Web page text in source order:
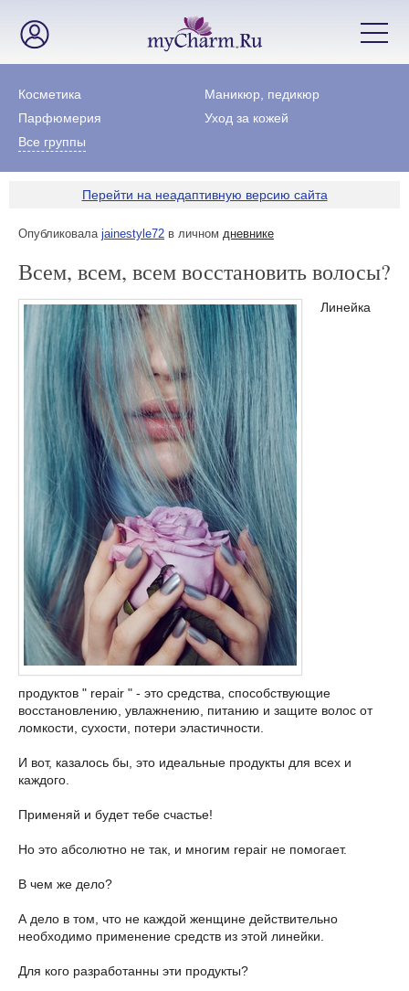
Косметика
Маникюр, педикюр
Парфюмерия
Уход за кожей
Все группы
Перейти на неадаптивную версию сайта
Опубликовала jainestyle72 в личном дневнике
Всем, всем, всем восстановить волосы?
Линейка
продуктов " repair " - это средства, способствующие
восстановлению, увлажнению, питанию и защите волос от
ломкости, сухости, потери эластичности.
И вот, казалось бы, это идеальные продукты для всех и
каждого.
Применяй и будет тебе счастье!
Но это абсолютно не так, и многим repair не помогает.
В чем же дело?
А дело в том, что не каждой женщине действительно
необходимо применение средств из этой линейки.
Для кого разработанны эти продукты?